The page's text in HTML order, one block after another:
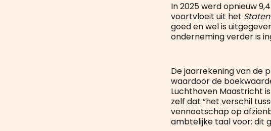
In 2025 werd opnieuw
voortvloeit uit het
goed en wel is
onderneming verder is
De jaarrekening van de
waardoor de
Luchthaven Maastricht
zelf dat “het verschil
vennootschap op
ambtelijke taal voor: dit